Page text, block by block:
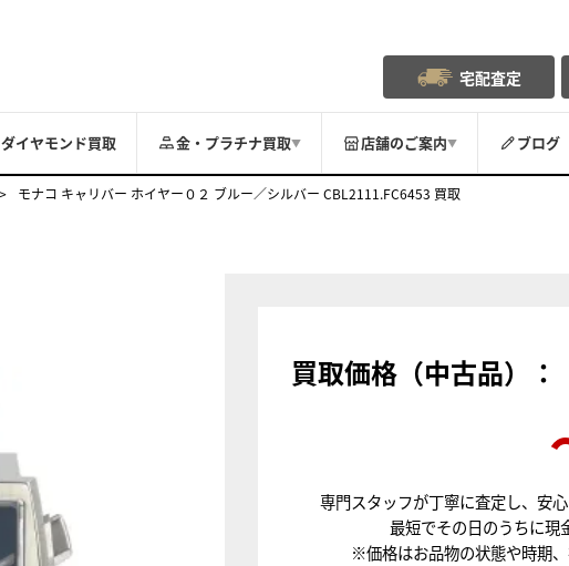
宅配査定
ダイヤモンド買取 金・プラチナ買取▼ 店舗のご案内▼ ブログ
モナコ キャリバー ホイヤー０２ ブルー／シルバー CBL2111.FC6453 買取
買取価格（中古品）：
専門スタッフが丁寧に査定し、安
最短でその日のうちに現
※価格はお品物の状態や時期、